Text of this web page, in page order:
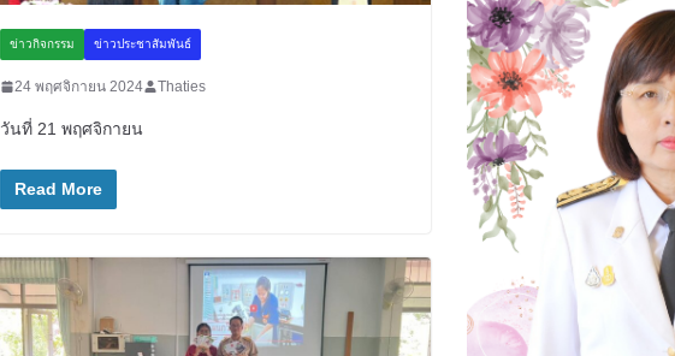
ข่าวกิจกรรม ข่าวประชาสัมพันธ์
24 พฤศจิกายน 2024 Thaties
วันที่ 21 พฤศจิกายน
Read More